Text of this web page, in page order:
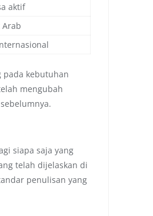
aktif
pada kebutuhan
mengubah
siapa saja yang
telah dijelaskan di
penulisan yang